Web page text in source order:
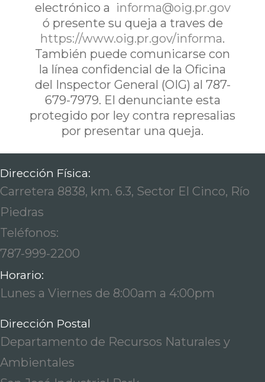
electrónico a informa@oig.pr.gov
ó presente su queja a traves de
https://www.oig.pr.gov/informa.
También puede comunicarse con
la línea confidencial de la Oficina
del Inspector General (OIG) al 787-
679-7979. El denunciante esta
protegido por ley contra represalias
por presentar una queja.
Dirección Física:
Carretera 8838, km. 6.3, Sector El Cinco, Río
Piedras
Teléfonos:
787-999-2200
Horario:
Lunes a Viernes de 8:00am a 4:00pm
Dirección Postal
Departamento de Recursos Naturales y
Ambientales